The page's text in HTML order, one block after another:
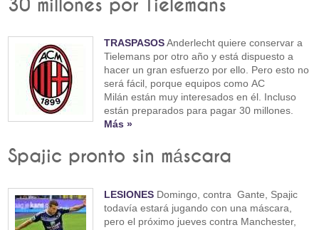
30 millones por Tielemans
TRASPASOSAnderlecht quiere conservar a
Tielemans por otro año y está dispuesto a
hacer un gran esfuerzo por ello. Pero esto no
será fácil, porque equipos como AC
Milán están muy interesados en él. Incluso
están preparados para pagar 30 millones.
Más »
Spajic pronto sin máscara
LESIONES Domingo, contra Gante, Spajic
todavía estará jugando con una máscara,
pero el próximo jueves contra Manchester,